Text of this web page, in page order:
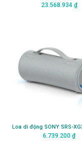
23.568.934₫
Loa di động SONY SRS-
6.739.200 ₫